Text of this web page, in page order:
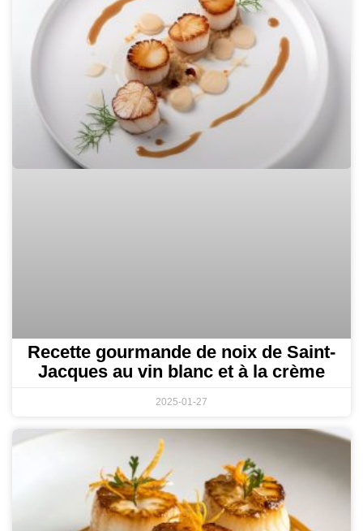
Recette gourmande de noix de Saint-
Jacques au vin blanc et à la crème
2025-01-27